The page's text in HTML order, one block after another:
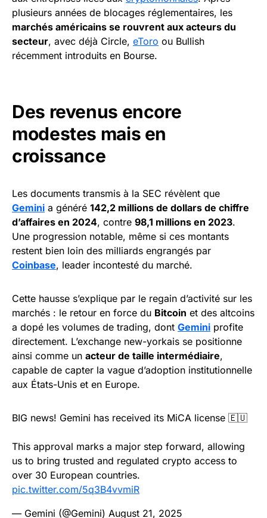
plusieurs années de blocages réglementaires, les
marchés américains se rouvrent aux acteurs du
secteur, avec déjà Circle, eToro ou Bullish
récemment introduits en Bourse.
Des revenus encore
modestes mais en
croissance
Les documents transmis à la SEC révèlent que
Gemini a généré 142,2 millions de dollars de chiffre
d’affaires en 2024, contre 98,1 millions en 2023.
Une progression notable, même si ces montants
restent bien loin des milliards engrangés par
Coinbase, leader incontesté du marché.
Cette hausse s’explique par le regain d’activité sur les
marchés : le retour en force du Bitcoin et des altcoins
a dopé les volumes de trading, dont Gemini profite
directement. L’exchange new-yorkais se positionne
ainsi comme un acteur de taille intermédiaire,
capable de capter la vague d’adoption institutionnelle
aux États-Unis et en Europe.
BIG news! Gemini has received its MiCA license 🇪🇺
This approval marks a major step forward, allowing
us to bring trusted and regulated crypto access to
over 30 European countries.
pic.twitter.com/5q3B4vvmiR
— Gemini (@Gemini) August 21, 2025